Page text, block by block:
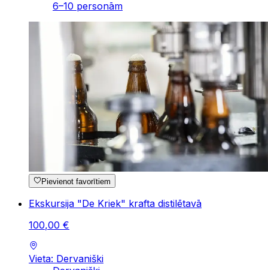
6–10 personām
Pievienot favorītiem
Ekskursija "De Kriek" krafta distilētavā
100,00 €
Vieta: Dervaniški